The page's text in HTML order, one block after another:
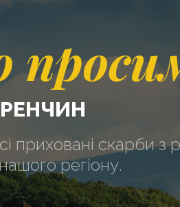
приховані скарби з
регіону.